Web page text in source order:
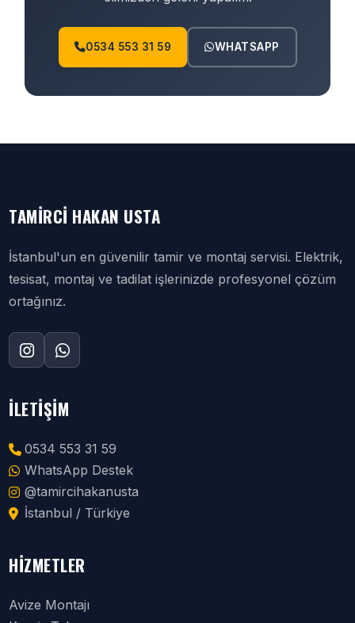
0534 553 31 59 WHATSAPP
TAMIRCI HAKAN USTA
İstanbul'un en güvenilir tamir ve montaj servisi. Elektrik,
tesisat, montaj ve tadilat işlerinizde profesyonel çözüm
ortağınız.
İLETIŞIM
0534 553 31 59
WhatsApp Destek
@tamircihakanusta
İstanbul / Türkiye
HIZMETLER
Avize Montajı